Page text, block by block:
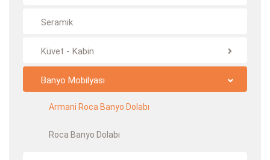
Seramik
Küvet - Kabin
Banyo Mobilyası
Armani Roca Banyo Dolabı
Roca Banyo Dolabı